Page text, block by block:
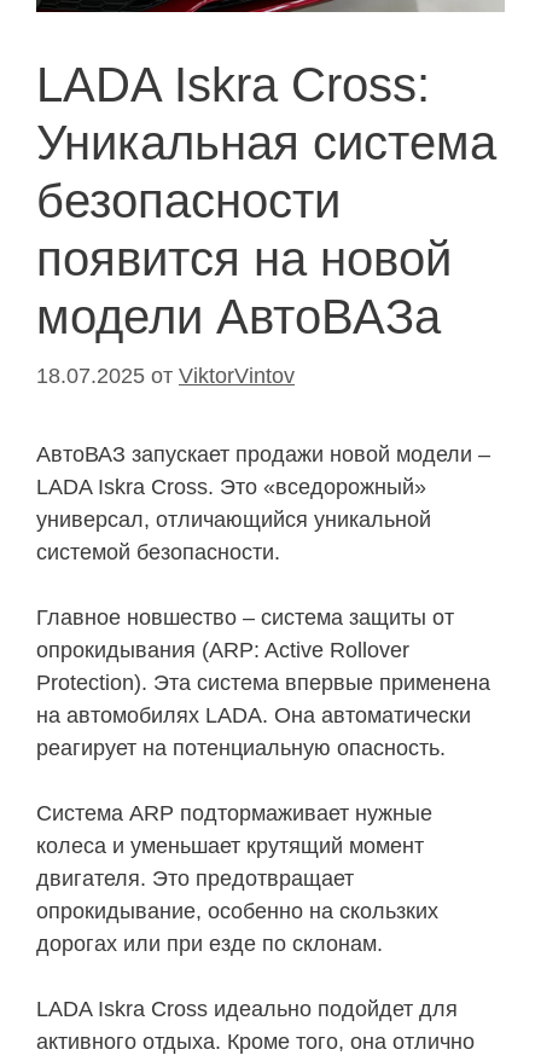
LADA Iskra Cross:
Уникальная система
безопасности
появится на новой
модели АвтоВАЗа
18.07.2025 от ViktorVintov
АвтоВАЗ запускает продажи новой модели –
LADA Iskra Cross. Это «вседорожный»
универсал, отличающийся уникальной
системой безопасности.
Главное новшество – система защиты от
опрокидывания (ARP: Active Rollover
Protection). Эта система впервые применена
на автомобилях LADA. Она автоматически
реагирует на потенциальную опасность.
Система ARP подтормаживает нужные
колеса и уменьшает крутящий момент
двигателя. Это предотвращает
опрокидывание, особенно на скользких
дорогах или при езде по склонам.
LADA Iskra Cross идеально подойдет для
активного отдыха. Кроме того, она отлично